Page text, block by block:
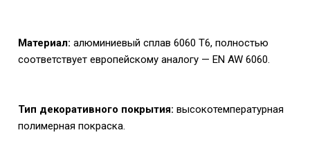
Материал: алюминиевый сплав 6060 T6, полностью
соответствует европейскому аналогу — EN AW 6060.
Тип декоративного покрытия: высокотемпературная
полимерная покраска.